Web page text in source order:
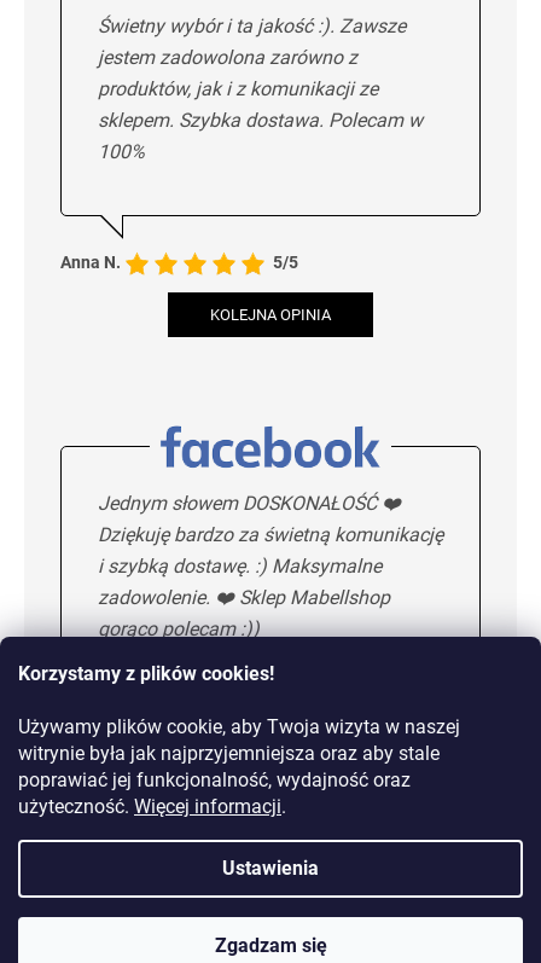
Korzystamy z plików cookies!
Używamy plików cookie, aby Twoja wizyta w naszej
witrynie była jak najprzyjemniejsza oraz aby stale
poprawiać jej funkcjonalność, wydajność oraz
użyteczność. Więcej informacji.
Ustawienia
Zgadzam się
Świetny wybór i ta jakość :). Zawsze
jestem zadowolona zarówno z
produktów, jak i z komunikacji ze
sklepem. Szybka dostawa. Polecam w
100%
Anna N. 5/5
KOLEJNA OPINIA
Jednym słowem DOSKONAŁOŚĆ ❤️
Dziękuję bardzo za świetną komunikację
i szybką dostawę. :) Maksymalne
zadowolenie. ❤️ Sklep Mabellshop
gorąco polecam :))
Maria H. 5/5
KOLEJNA OPINIA